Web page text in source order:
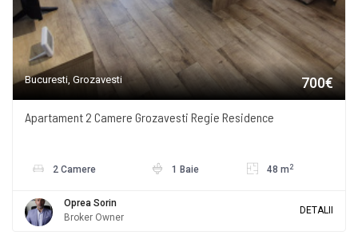
Bucuresti, Grozavesti 700€
Apartament 2 Camere Grozavesti Regie Residence
2 Camere 1 Baie 48 m 2
Oprea Sorin
Broker Owner
DETALII